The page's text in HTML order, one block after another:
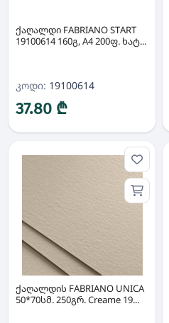
ქაღალდი FABRIANO START
19100614 160გ, A4 200ფ. ხატ...
კოდი: 19100614
37.80 ₾
ქაღალდის FABRIANO UNICA
50*70სმ. 250გრ. Creame 19...